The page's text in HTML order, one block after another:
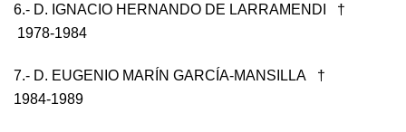
6.- D. IGNACIO HERNANDO DE LARRAMENDI †
1978-1984
7.- D. EUGENIO MARÍN GARCÍA-MANSILLA †
1984-1989